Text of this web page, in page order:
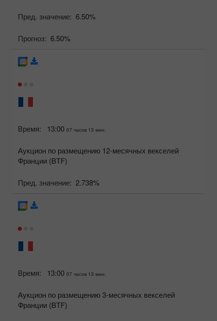
Пред. значение: 6.50%
Прогноз: 6.50%
Время: 13:00 07 часов 13 мин.
Аукцион по размещению 12-месячных векселей
Франции (BTF)
Пред. значение: 2.738%
Время: 13:00 07 часов 13 мин.
Аукцион по размещению 3-месячных векселей
Франции (BTF)